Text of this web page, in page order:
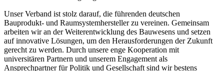
Unser Verband ist stolz darauf, die führenden deutschen
Bauprodukt- und Raumsystemhersteller zu vereinen. Gemeinsam
arbeiten wir an der Weiterentwicklung des Bauwesens und setzen
auf innovative Lösungen, um den Herausforderungen der Zukunft
gerecht zu werden. Durch unsere enge Kooperation mit
universitären Partnern und unserem Engagement als
Ansprechpartner für Politik und Gesellschaft sind wir bestens